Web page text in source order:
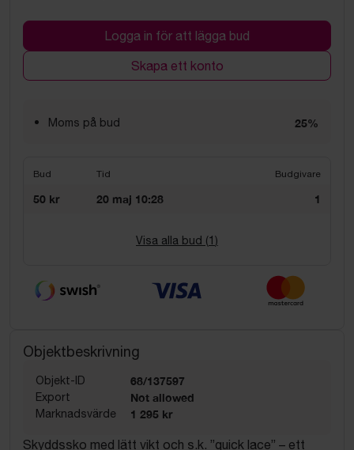
Logga in för att lägga bud
Skapa ett konto
Moms på bud 25%
Bud Tid Budgivare
50 kr 20 maj 10:28 1
Visa alla bud (1 )
Objektbeskrivning
Objekt-ID 68/137597
Export Not allowed
Marknadsvärde 1 295 kr
Skyddssko med lätt vikt och s.k. ”quick lace” – ett